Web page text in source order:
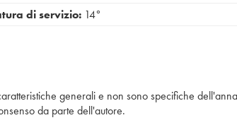
di servizio: 14°
generali e non sono specifiche
da parte dell'autore.